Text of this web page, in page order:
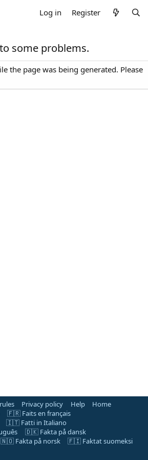
Log in Register
some problems.
the page was being generated. Please
Privacy policy Help
Home
🇫🇷 Faits en français
🇮🇹 Fatti in Italiano
🇩🇰 Fakta på dansk
🇳🇴 Fakta på norsk
🇫🇮 Faktat suomeksi